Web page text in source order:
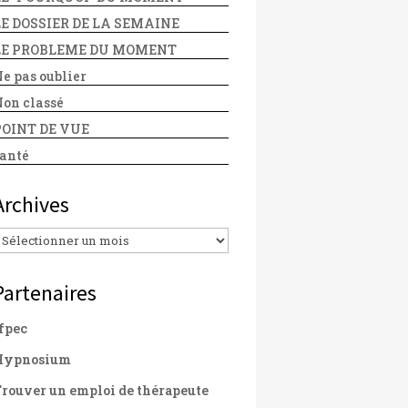
DOSSIER DE LA SEMAINE
PROBLEME DU MOMENT
pas oublier
classé
DE VUE
un emploi de thérapeute